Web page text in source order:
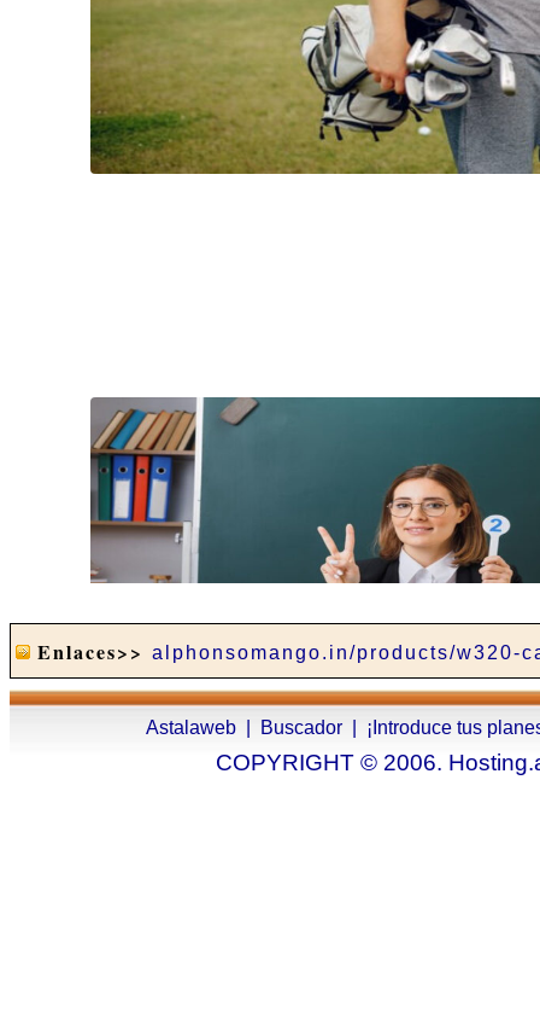
Enlaces>> alphonsomango.in/products/w320-
Astalaweb Buscador ¡Introduce tus
COPYRIGHT © 2006.